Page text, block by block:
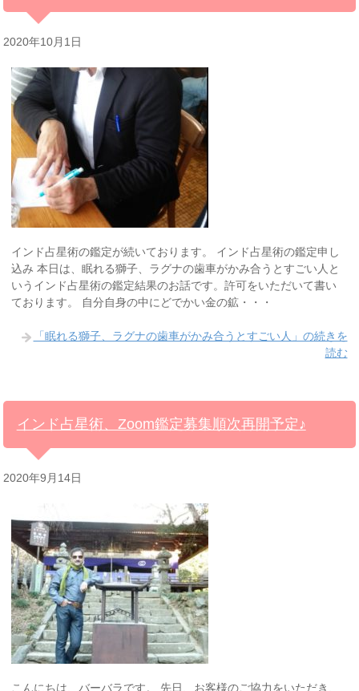
2020年10月1日
インド占星術の鑑定が続いております。 インド占星術の鑑定申し
込み 本日は、眠れる獅子、ラグナの歯車がかみ合うとすごい人と
いうインド占星術の鑑定結果のお話です。許可をいただいて書い
ております。 自分自身の中にどでかい金の鉱・・・
「眠れる獅子、ラグナの歯車がかみ合うとすごい人」の続きを
読む
インド占星術、Zoom鑑定募集順次再開予定♪
2020年9月14日
こんにちは、バーバラです。 先日、お客様のご協力をいただき、